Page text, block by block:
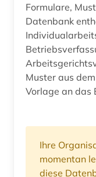
Formulare,
Datenbank
Muster aus
Vorlage an das
Ihre
momentan
diese